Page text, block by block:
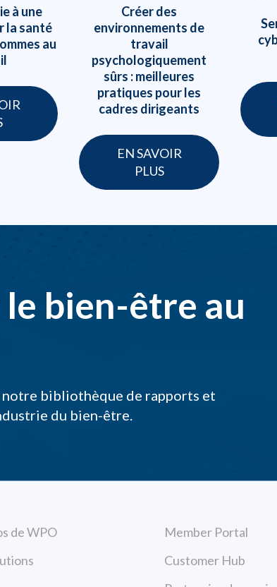
à une
la santé
au
Créer des
environnements de
travail
psychologiquement
sûrs : meilleures
pratiques pour les
cadres dirigeants
EN SAVOIR
PLUS
le bien-être au
notre bibliothèque de rapports et
du bien-être.
de WPO
Member Portal
Customer Hub